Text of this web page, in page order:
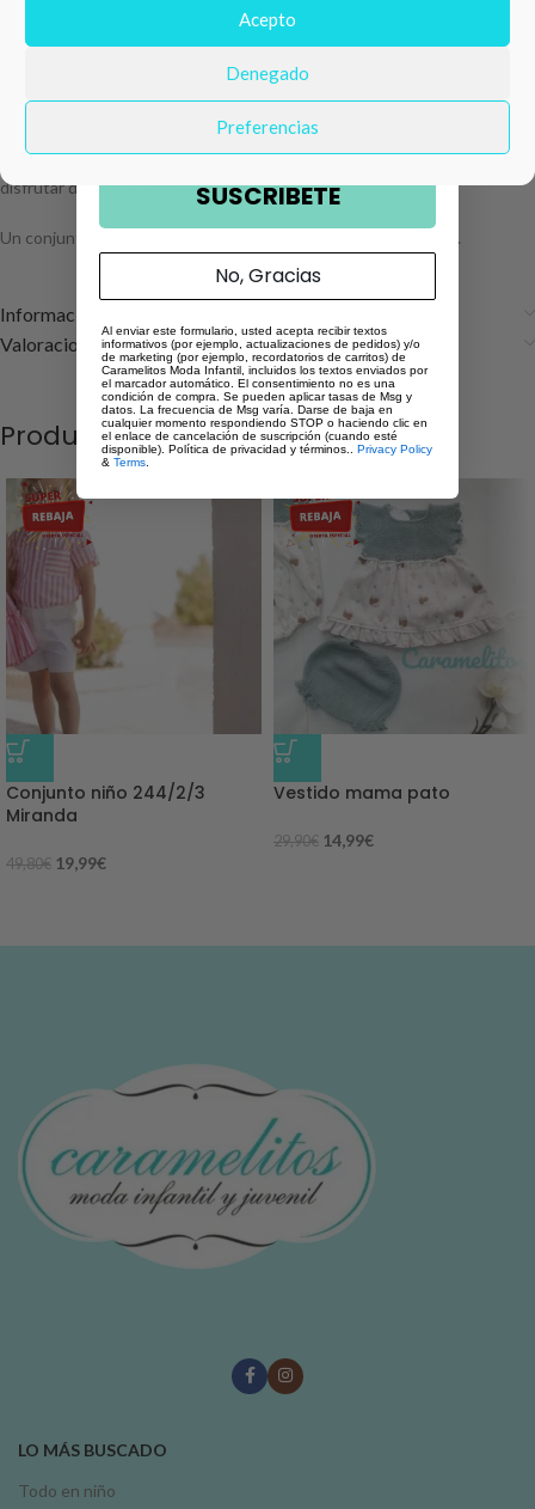
Acepto
Denegado
Preferencias
estampado marino con caballito de mar y detalle floral en relieve, que
El short a juego, también en color coral, incorpora volante en el bajo que
le da un acabado más dulce y femenino. Su tejido suave y ligero
garantiza comodidad durante todo el día, perfecto para jugar, pasear o
disfrutar de las vacaciones.
Un conjunto práctico, alegre y fácil de combinar para el verano.
Información adicional
Valoraciones (0)
Productos relacionados
-60%
Conjunto niño 244/2/3
Miranda
49,80€ 19,99€
-50%
Vestido mama pato
29,90€ 14,99€
LO MÁS BUSCADO
Todo en niño
Número de teléfono
Email
SUSCRIBETE
No, Gracias
Al enviar este formulario, usted acepta recibir textos
informativos (por ejemplo, actualizaciones de pedidos) y/o
de marketing (por ejemplo, recordatorios de carritos) de
Caramelitos Moda Infantil, incluidos los textos enviados por
el marcador automático. El consentimiento no es una
condición de compra. Se pueden aplicar tasas de Msg y
datos. La frecuencia de Msg varía. Darse de baja en
cualquier momento respondiendo STOP o haciendo clic en
el enlace de cancelación de suscripción (cuando esté
disponible). Política de privacidad y términos.. Privacy Policy
& Terms